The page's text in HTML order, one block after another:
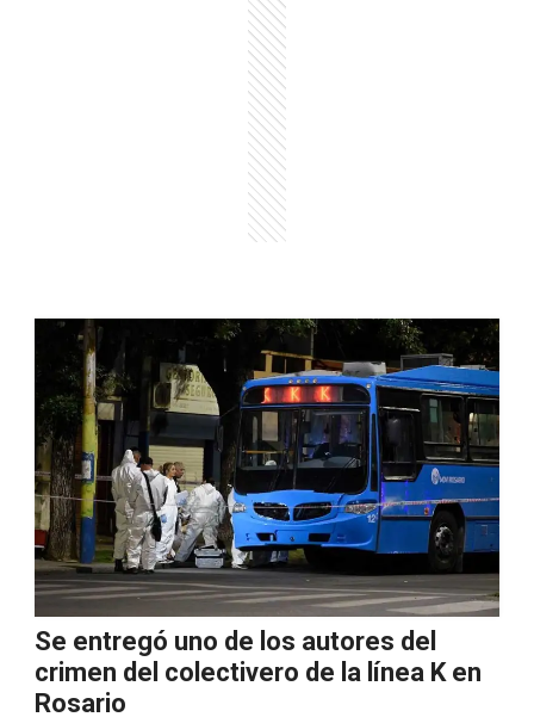
Se entregó uno de los autores del
crimen del colectivero de la línea K en
Rosario